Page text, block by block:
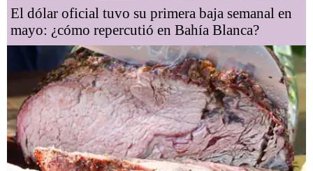
El dólar oficial tuvo su primera baja semanal en
mayo: ¿cómo repercutió en Bahía Blanca?